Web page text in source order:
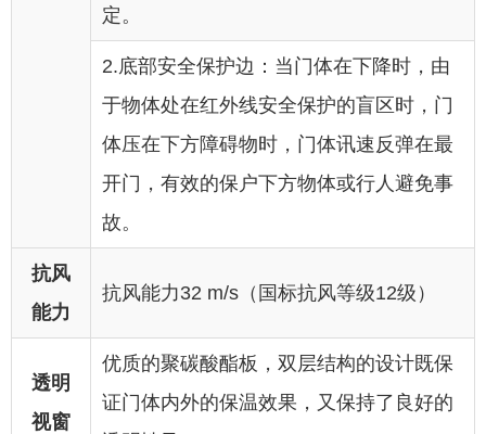
定。
2.底部安全保护边：当门体在下降时，由
于物体处在红外线安全保护的盲区时，门
体压在下方障碍物时，门体讯速反弹在最
开门，有效的保户下方物体或行人避免事
故。
抗风
能力
抗风能力32 m/s（国标抗风等级12级）
透明
视窗
优质的聚碳酸酯板，双层结构的设计既保
证门体内外的保温效果，又保持了良好的